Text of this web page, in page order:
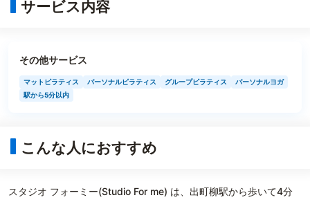
サービス内容
その他サービス
マットピラティス パーソナルピラティス グループピラティス
パーソナルヨガ
駅から5分以内
こんな人におすすめ
スタジオ フォーミー(Studio For me) は、出町柳駅から歩いて4分